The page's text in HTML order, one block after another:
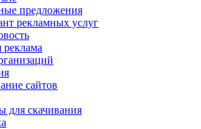
предложения
рекламных услуг
реклама
сайтов
для скачивания